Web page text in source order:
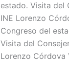
estado. Visita del
INE Lorenzo
Congreso del
Visita del
Lorenzo Córdova